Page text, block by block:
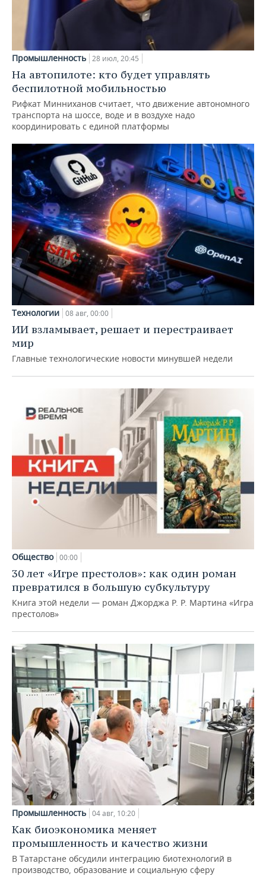
Промышленность 28 июл, 20:45
На автопилоте: кто будет управлять
беспилотной мобильностью
Рифкат Минниханов считает, что движение автономного
транспорта на шоссе, воде и в воздухе надо
координировать с единой платформы
Технологии 08 авг, 00:00
ИИ взламывает, решает и перестраивает
мир
Главные технологические новости минувшей недели
Общество 00:00
30 лет «Игре престолов»: как один роман
превратился в большую субкультуру
Книга этой недели — роман Джорджа Р. Р. Мартина «Игра
престолов»
Промышленность 04 авг, 10:20
Как биоэкономика меняет
промышленность и качество жизни
В Татарстане обсудили интеграцию биотехнологий в
производство, образование и социальную сферу